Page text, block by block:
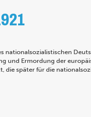
und Ermordung der
die später für die